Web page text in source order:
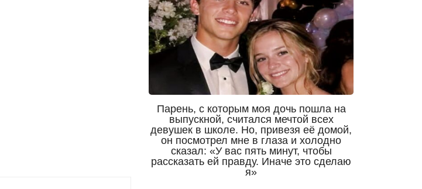
Парень, с которым моя дочь пошла на
выпускной, считался мечтой всех
девушек в школе. Но, привезя её домой,
он посмотрел мне в глаза и холодно
сказал: «У вас пять минут, чтобы
рассказать ей правду. Иначе это сделаю
я»